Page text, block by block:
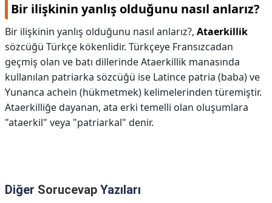
Bir ilişkinin yanlış olduğunu nasıl anlarız?
Bir ilişkinin yanlış olduğunu nasıl anlarız?, Ataerkillik
sözcüğü Türkçe kökenlidir. Türkçeye Fransızcadan
geçmiş olan ve batı dillerinde Ataerkillik manasında
kullanılan patriarka sözcüğü ise Latince patria (baba) ve
Yunanca achein (hükmetmek) kelimelerinden türemiştir.
Ataerkilliğe dayanan, ata erki temelli olan oluşumlara
"ataerkil" veya "patriarkal" denir.
Diğer Sorucevap Yazıları